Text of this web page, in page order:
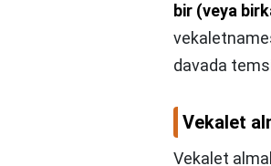
bir (veya
davada
Vekalet
Vekalet